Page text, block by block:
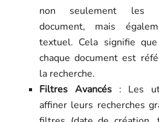
non seulement les
document, mais
textuel. Cela signifie
chaque document est
la recherche.
Filtres Avancés: Les
affiner leurs recherches